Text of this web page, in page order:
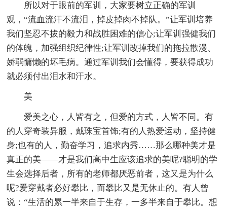
所以对于眼前的军训，大家要树立正确的军训
观，“流血流汗不流泪，掉皮掉肉不掉队。”让军训培养
我们坚忍不拔的毅力和战胜困难的信心;让军训强健我们
的体魄，加强组织纪律性;让军训改掉我们的拖拉散漫、
娇弱慵懒的坏毛病。通过军训我们会懂得，要获得成功
就必须付出泪水和汗水。
美
爱美之心，人皆有之，但爱的方式，人皆不同。有
的人穿奇装异服，戴珠宝首饰;有的人热爱运动，坚持健
身;也有的人，勤奋学习，追求内秀……那么哪种美才是
真正的美——才是我们高中生应该追求的美呢?聪明的学
生会选择后者，所有的老师都厌恶前者，这又是为什么
呢?爱穿戴者必好攀比，而攀比又是无休止的。有人曾
说：“生活的累一半来自于生存，一多半来自于攀比。想